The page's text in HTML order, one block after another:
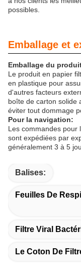
possibles.
Emballage et
Emballage du
Le produit en papier
en plastique pour
d'autres facteurs
boîte de carton solide
éviter tout dommage
Pour la navigation:
Les commandes pour
sont expédiées par
généralement 3 à 5
Balises:
Feuilles De
Filtre Viral
Le Coton De